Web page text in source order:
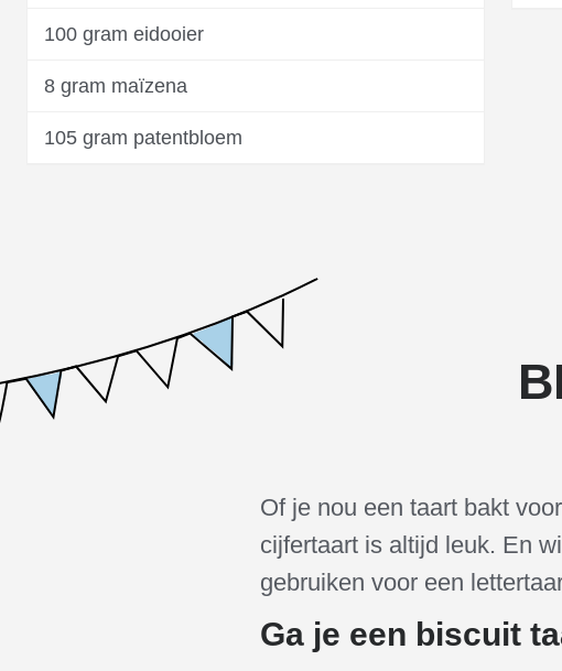
100 gram eidooier
8 gram maïzena
105 gram patentbloem
Of je nou een taart bakt
cijfertaart is altijd leuk. En
gebruiken voor een
Ga je een biscuit